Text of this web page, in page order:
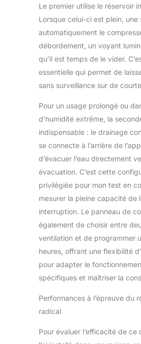
aux chambres à
accessoires
d'alimentation de 2,2
d'eau de 2 m*1 et le
5,5 L*1.
Le premier utilise le réservoir
Lorsque celui-ci est plein, une
automatiquement le
débordement, un voyant
qu’il est temps de le vider.
essentielle qui permet de
sans surveillance sur de
Pour un usage prolongé ou
d’humidité extrême, la
indispensable : le drainage
se connecte à l’arrière de
d’évacuer l’eau directement
évacuation. C’est cette
privilégiée pour mon test en
mesurer la pleine capacité de
interruption. Le panneau de
également de choisir entre
ventilation et de programmer
heures, offrant une flexibilité
pour adapter le
spécifiques et maîtriser la
Performances à l’épreuve du
radical
Pour évaluer l’efficacité de ce